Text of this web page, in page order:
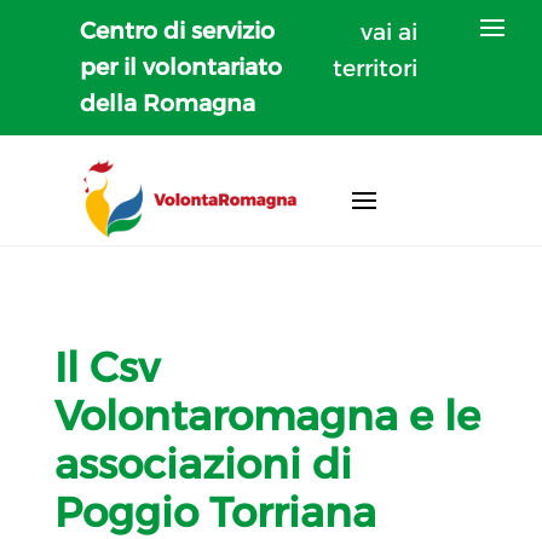
Centro di servizio
per il volontariato
della Romagna
vai ai
territori
Il Csv
Volontaromagna e le
associazioni di
Poggio Torriana